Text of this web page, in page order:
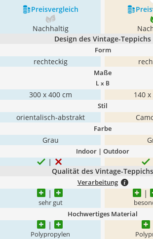
Preis­vergleich
Nachhaltig
Design des Vintage-Teppichs
Form
rechteckig
Maße
L x B
300 x 400 cm 140
Stil
orientalisch-abstrakt
Farbe
Grau
Indoor | Outdoor
Qualität des Vintage-Teppichs
Verarbeitung
sehr gut
Hochwertiges Material
Polypropylen